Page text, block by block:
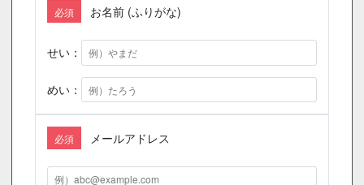
必須 お名前 (ふりがな)
せい：
めい：
必須 メールアドレス